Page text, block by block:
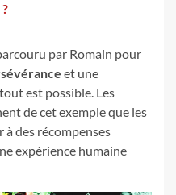
par Romain pour
et une
est possible. Les
de cet exemple que les
des récompenses
expérience humaine